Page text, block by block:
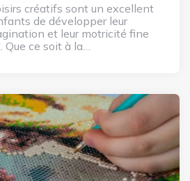
créatifs sont un excellent
de développer leur
et leur motricité fine
ce soit à la…